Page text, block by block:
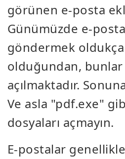
görünen e-posta
Günümüzde e-
göndermek oldukça
olduğundan, bunlar
açılmaktadır.
Ve asla "pdf.exe"
dosyaları açmayın.
E-postalar